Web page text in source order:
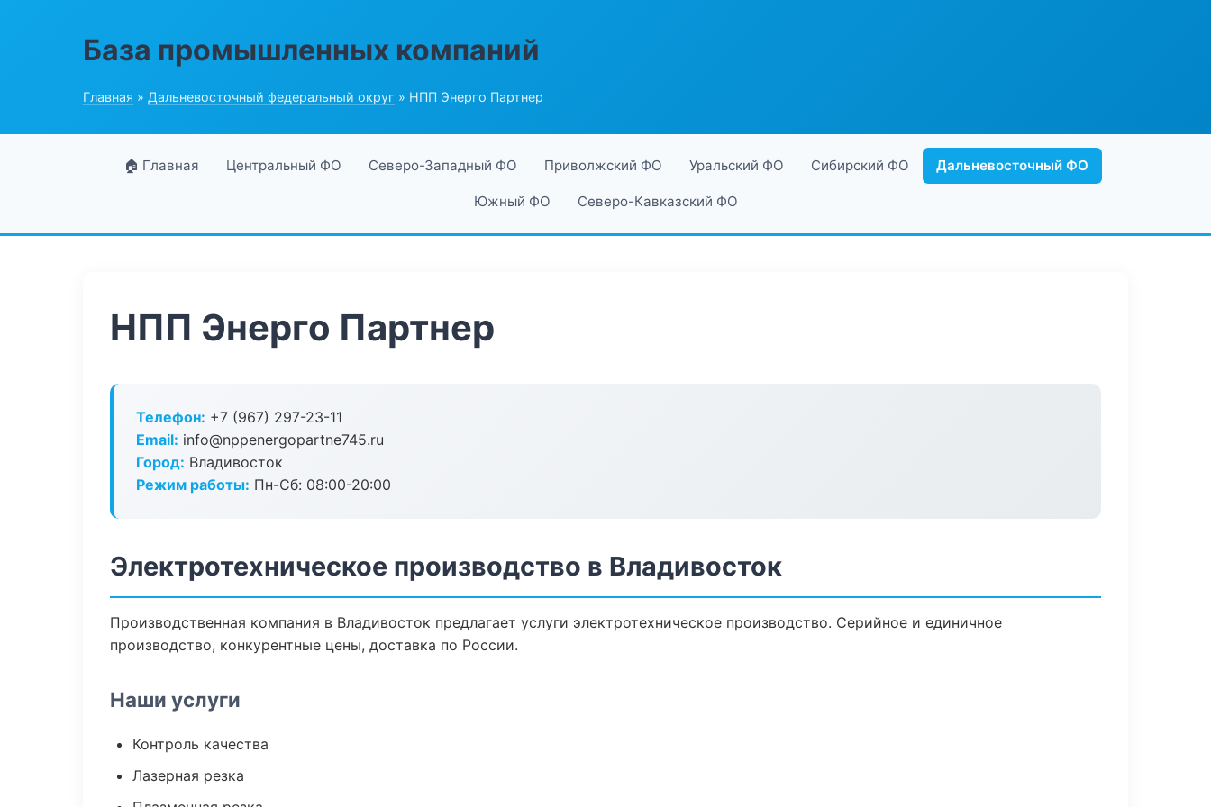
База промышленных компаний
Главная » Дальневосточный федеральный округ » НПП Энерго Партнер
🏠 Главная Центральный ФО Северо-Западный ФО Приволжский ФО Уральский ФО Сибирский ФО Дальневосточный ФО
Южный ФО Северо-Кавказский ФО
НПП Энерго Партнер
Телефон: +7 (967) 297-23-11
Email: info@nppenergopartne745.ru
Город: Владивосток
Режим работы: Пн-Сб: 08:00-20:00
Электротехническое производство в Владивосток
Производственная компания в Владивосток предлагает услуги электротехническое производство. Серийное и единичное
производство, конкурентные цены, доставка по России.
Наши услуги
Контроль качества
Лазерная резка